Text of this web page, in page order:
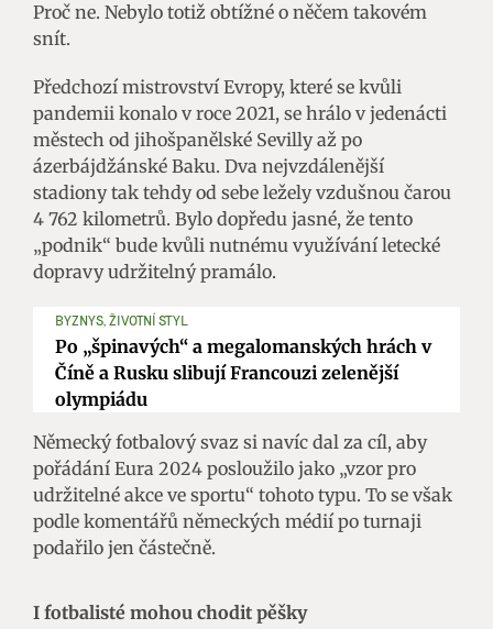
Proč ne. Nebylo totiž obtížné o něčem takovém
snít.
Předchozí mistrovství Evropy, které se kvůli
pandemii konalo v roce 2021, se hrálo v jedenácti
městech od jihošpanělské Sevilly až po
ázerbájdžánské Baku. Dva nejvzdálenější
stadiony tak tehdy od sebe ležely vzdušnou čarou
4 762 kilometrů. Bylo dopředu jasné, že tento
„podnik“ bude kvůli nutnému využívání letecké
dopravy udržitelný pramálo.
BYZNYS, ŽIVOTNÍ STYL
Po „špinavých“ a megalomanských hrách v
Číně a Rusku slibují Francouzi zelenější
olympiádu
Německý fotbalový svaz si navíc dal za cíl, aby
pořádání Eura 2024 posloužilo jako „vzor pro
udržitelné akce ve sportu“ tohoto typu. To se však
podle komentářů německých médií po turnaji
podařilo jen částečně.
I fotbalisté mohou chodit pěšky